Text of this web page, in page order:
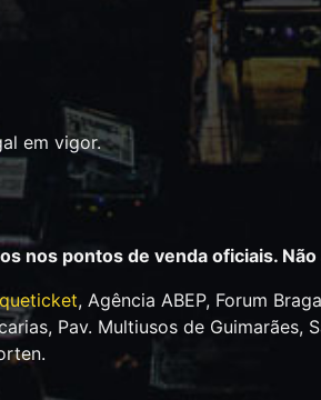
em vigor.
nos pontos de venda oficiais.
, Agência ABEP, Forum
Pav. Multiusos de